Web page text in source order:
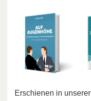
Erschienen in unserer